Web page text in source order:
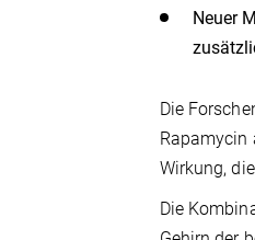
Neuer
Die
Rapamycin
Wirkung,
Die